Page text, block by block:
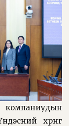
хөрөнгө